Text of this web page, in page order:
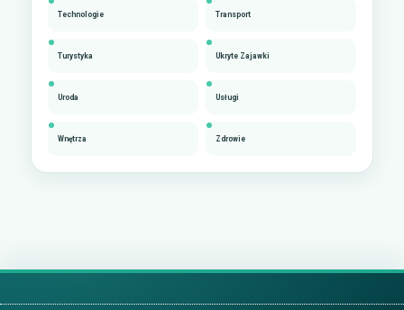
Technologie Transport
Turystyka Ukryte Zajawki
Uroda Usługi
Wnętrza Zdrowie